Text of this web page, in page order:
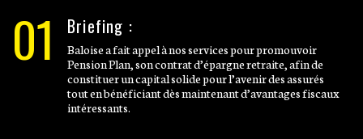
01 Briefing :
Baloise a fait appel à nos services pour promouvoir
Pension Plan, son contrat d’épargne retraite, afin de
constituer un capital solide pour l’avenir des assurés
tout en bénéficiant dès maintenant d’avantages fiscaux
intéressants.